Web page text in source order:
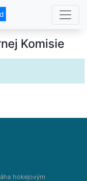
Komisie
hokejovým